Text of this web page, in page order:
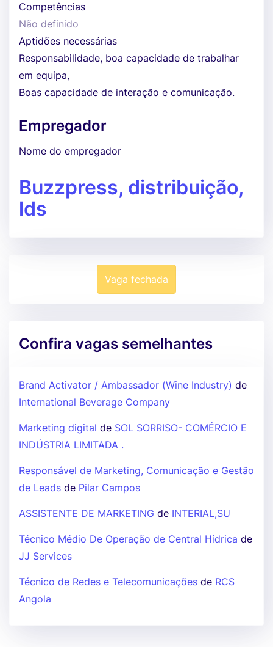
Competências
Não definido
Aptidões necessárias
Responsabilidade, boa capacidade de trabalhar
em equipa,
Boas capacidade de interação e comunicação.
Empregador
Nome do empregador
Buzzpress, distribuição,
lds
Vaga fechada
Confira vagas semelhantes
Brand Activator / Ambassador (Wine Industry) de
International Beverage Company
Marketing digital de SOL SORRISO- COMÉRCIO E
INDÚSTRIA LIMITADA .
Responsável de Marketing, Comunicação e Gestão
de Leads de Pilar Campos
ASSISTENTE DE MARKETING de INTERIAL,SU
Técnico Médio De Operação de Central Hídrica de
JJ Services
Técnico de Redes e Telecomunicações de RCS
Angola